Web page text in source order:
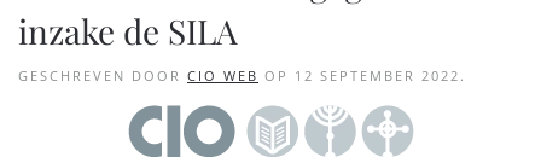
inzake de SILA
GESCHREVEN DOOR CIO WEB OP 12 SEPTEMBER 2022 .